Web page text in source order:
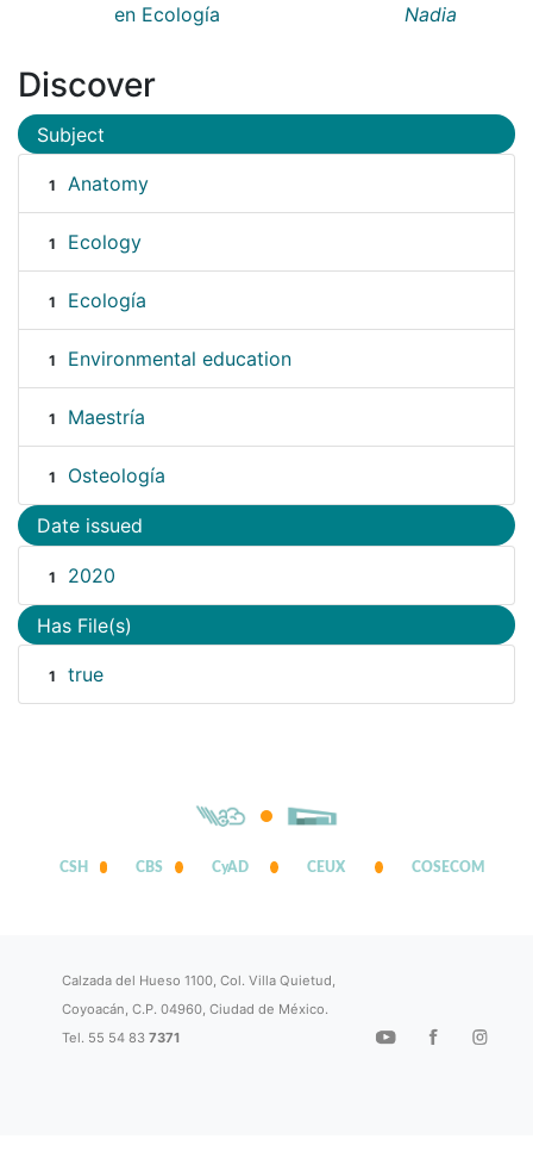
en Ecología
Nadia
Discover
Subject
1 Anatomy
1 Ecology
1 Ecología
1 Environmental education
1 Maestría
1 Osteología
Date issued
1 2020
Has File(s)
1 true
CSH CBS CyAD CEUX COSECOM
Calzada del Hueso 1100, Col. Villa Quietud,
Coyoacán, C.P. 04960, Ciudad de México.
Tel. 55 54 837371